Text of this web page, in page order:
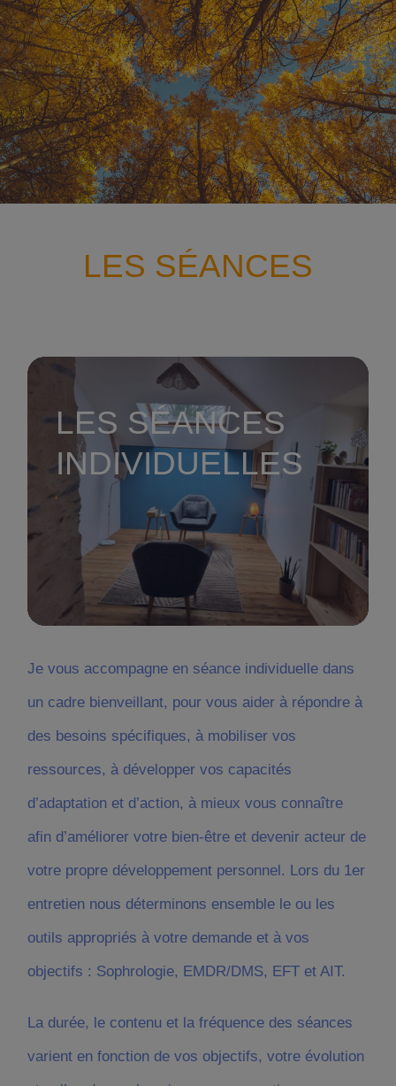
LES SÉANCES
LES SÉANCES
INDIVIDUELLES
Je vous accompagne en séance individuelle dans
un cadre bienveillant, pour vous aider à répondre à
des besoins spécifiques, à mobiliser vos
ressources, à développer vos capacités
d’adaptation et d’action, à mieux vous connaître
afin d’améliorer votre bien-être et devenir acteur de
votre propre développement personnel. Lors du 1er
entretien nous déterminons ensemble le ou les
outils appropriés à votre demande et à vos
objectifs : Sophrologie, EMDR/DMS, EFT et AIT.
La durée, le contenu et la fréquence des séances
varient en fonction de vos objectifs, votre évolution